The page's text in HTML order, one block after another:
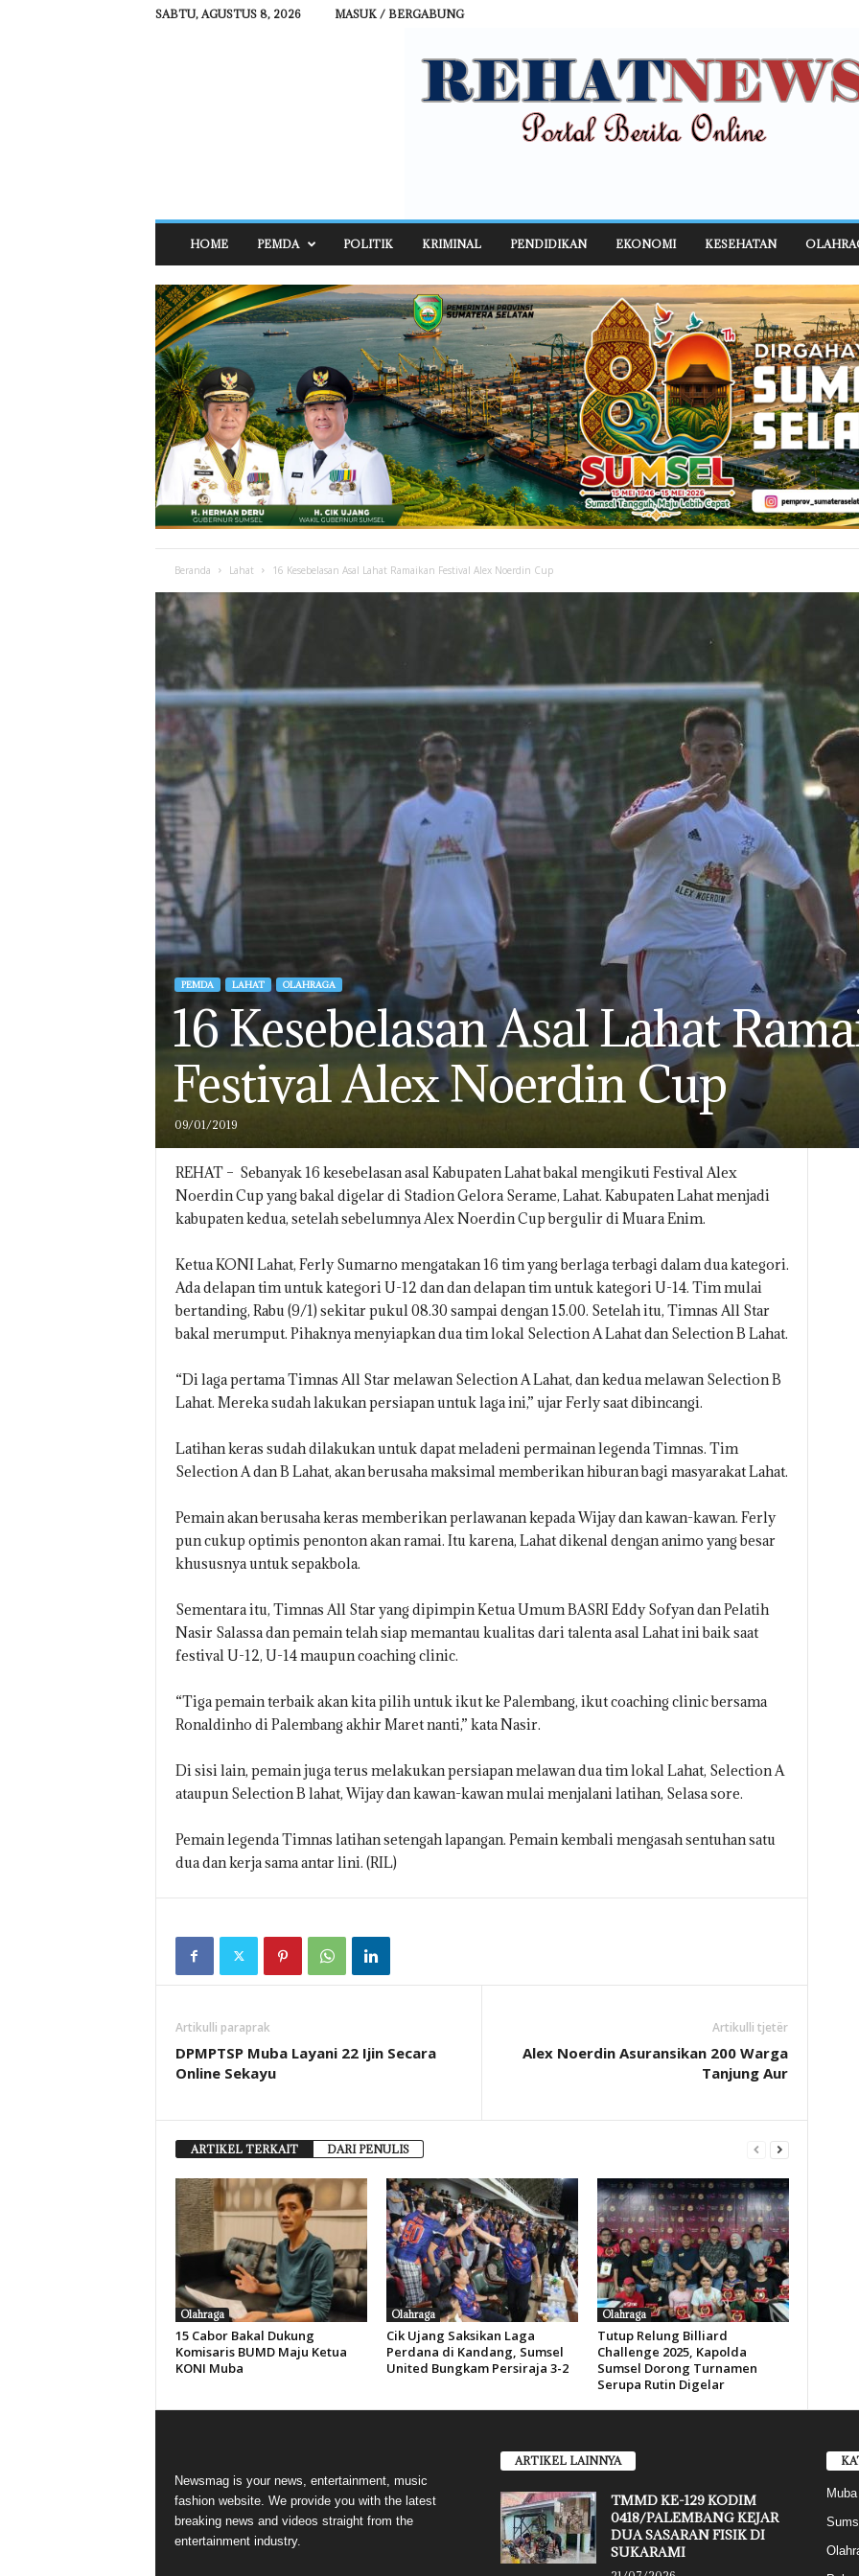
SABTU, AGUSTUS 8, 2026 MASUK / BERGABUNG
H
A
T
N
E
W
S
HOME PEMDA POLITIK KRIMINAL PENDIDIKAN EKONOMI KESEHATAN
Beranda Lahat 16 Kesebelasan Asal Lahat Ramaikan Festival Alex Noerdin Cup
PEMDA LAHAT OLAHRAGA
16 Kesebelasan Asal Lahat
Festival Alex Noerdin Cup
09/01/2019
REHAT – Sebanyak 16 kesebelasan asal Kabupaten Lahat bakal mengikuti Festival Alex
Noerdin Cup yang bakal digelar di Stadion Gelora Serame, Lahat. Kabupaten Lahat menjadi
kabupaten kedua, setelah sebelumnya Alex Noerdin Cup bergulir di Muara Enim.
Ketua KONI Lahat, Ferly Sumarno mengatakan 16 tim yang berlaga terbagi dalam dua kategori.
Ada delapan tim untuk kategori U-12 dan dan delapan tim untuk kategori U-14. Tim mulai
bertanding, Rabu (9/1) sekitar pukul 08.30 sampai dengan 15.00. Setelah itu, Timnas All Star
bakal merumput. Pihaknya menyiapkan dua tim lokal Selection A Lahat dan Selection B Lahat.
“Di laga pertama Timnas All Star melawan Selection A Lahat, dan kedua melawan Selection B
Lahat. Mereka sudah lakukan persiapan untuk laga ini,” ujar Ferly saat dibincangi.
Latihan keras sudah dilakukan untuk dapat meladeni permainan legenda Timnas. Tim
Selection A dan B Lahat, akan berusaha maksimal memberikan hiburan bagi masyarakat Lahat.
Pemain akan berusaha keras memberikan perlawanan kepada Wijay dan kawan-kawan. Ferly
pun cukup optimis penonton akan ramai. Itu karena, Lahat dikenal dengan animo yang besar
khususnya untuk sepakbola.
Sementara itu, Timnas All Star yang dipimpin Ketua Umum BASRI Eddy Sofyan dan Pelatih
Nasir Salassa dan pemain telah siap memantau kualitas dari talenta asal Lahat ini baik saat
festival U-12, U-14 maupun coaching clinic.
“Tiga pemain terbaik akan kita pilih untuk ikut ke Palembang, ikut coaching clinic bersama
Ronaldinho di Palembang akhir Maret nanti,” kata Nasir.
Di sisi lain, pemain juga terus melakukan persiapan melawan dua tim lokal Lahat, Selection A
ataupun Selection B lahat, Wijay dan kawan-kawan mulai menjalani latihan, Selasa sore.
Pemain legenda Timnas latihan setengah lapangan. Pemain kembali mengasah sentuhan satu
dua dan kerja sama antar lini. (RIL)
Artikulli paraprak
DPMPTSP Muba Layani 22 Ijin Secara
Online Sekayu
Artikulli tjetër
Alex Noerdin Asuransikan 200 Warga
Tanjung Aur
ARTIKEL TERKAIT DARI PENULIS
Olahraga
15 Cabor Bakal Dukung
Komisaris BUMD Maju Ketua
KONI Muba
Olahraga
Cik Ujang Saksikan Laga
Perdana di Kandang, Sumsel
United Bungkam Persiraja 3-2
Olahraga
Tutup Relung Billiard
Challenge 2025, Kapolda
Sumsel Dorong Turnamen
Serupa Rutin Digelar
Newsmag is your news, entertainment, music
fashion website. We provide you with the latest
breaking news and videos straight from the
entertainment industry.
ARTIKEL LAINNYA
TMMD KE-129 KODIM
0418/PALEMBANG KEJAR
DUA SASARAN FISIK DI
SUKARAMI
Muba